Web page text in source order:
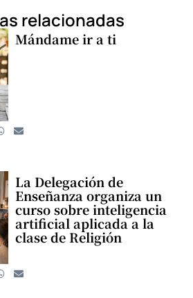
relacionadas
Mándame ir a ti
La Delegación de
Enseñanza organiza un
curso sobre inteligencia
artificial aplicada a la
clase de Religión